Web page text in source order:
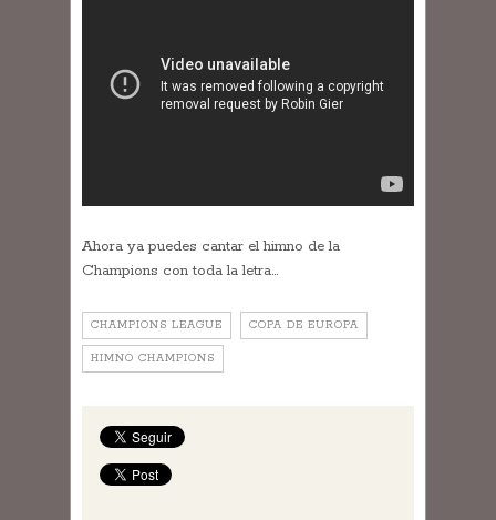
Ahora ya puedes cantar el himno de la
Champions con toda la letra…
CHAMPIONS LEAGUE COPA DE EUROPA
HIMNO CHAMPIONS